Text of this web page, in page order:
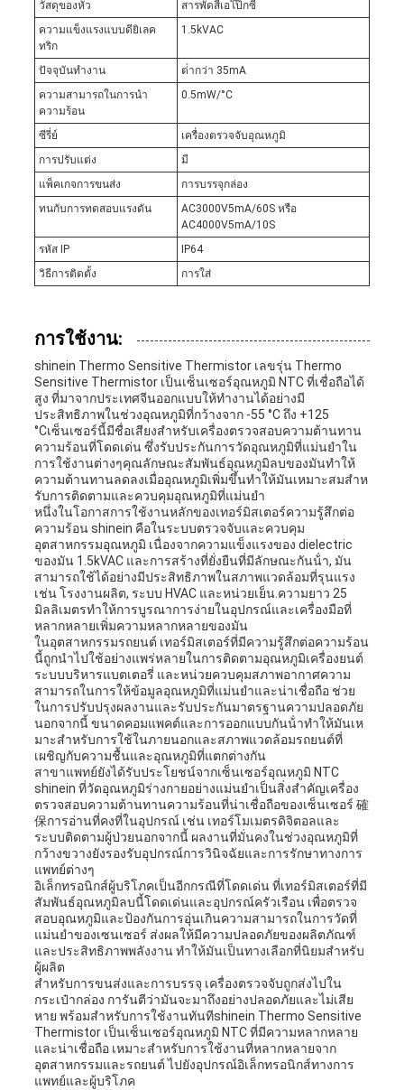
วัสดุของหัว
สารพัดสีเอโป๊กซี่
ความแข็งแรงแบบดียิเลค
ทริก
1.5kVAC
ปัจจุบันทํางาน
ต่ํากว่า 35mA
ความสามารถในการนํา
ความร้อน
0.5mW/°C
ซีรี่ย์
เครื่องตรวจจับอุณหภูมิ
การปรับแต่ง
มี
แพ็คเกจการขนส่ง
การบรรจุกล่อง
ทนกับการทดสอบแรงดัน
AC3000V5mA/60S หรือ
AC4000V5mA/10S
รหัส IP
IP64
วิธีการติดตั้ง
การใส่
การใช้งาน:
shinein Thermo Sensitive Thermistor เลขรุ่น Thermo
Sensitive Thermistor เป็นเซ็นเซอร์อุณหภูมิ NTC ที่เชื่อถือได้
สูง ที่มาจากประเทศจีนออกแบบให้ทํางานได้อย่างมี
ประสิทธิภาพในช่วงอุณหภูมิที่กว้างจาก -55 °C ถึง +125
°Cเซ็นเซอร์นี้มีชื่อเสียงสําหรับเครื่องตรวจสอบความต้านทาน
ความร้อนที่โดดเด่น ซึ่งรับประกันการวัดอุณหภูมิที่แม่นยําใน
การใช้งานต่างๆคุณลักษณะสัมพันธ์อุณหภูมิลบของมันทําให้
ความต้านทานลดลงเมื่ออุณหภูมิเพิ่มขึ้นทําให้มันเหมาะสมสําห
รับการติดตามและควบคุมอุณหภูมิที่แม่นยํา
หนึ่งในโอกาสการใช้งานหลักของเทอร์มิสเตอร์ความรู้สึกต่อ
ความร้อน shinein คือในระบบตรวจจับและควบคุม
อุตสาหกรรมอุณหภูมิ เนื่องจากความแข็งแรงของ dielectric
ของมัน 1.5kVAC และการสร้างที่ยั่งยืนที่มีลักษณะกันน้ํา, มัน
สามารถใช้ได้อย่างมีประสิทธิภาพในสภาพแวดล้อมที่รุนแรง
เช่น โรงงานผลิต, ระบบ HVAC และหน่วยเย็น.ความยาว 25
มิลลิเมตรทําให้การบูรณาการง่ายในอุปกรณ์และเครื่องมือที่
หลากหลายเพิ่มความหลากหลายของมัน
ในอุตสาหกรรมรถยนต์ เทอร์มิสเตอร์ที่มีความรู้สึกต่อความร้อน
นี้ถูกนําไปใช้อย่างแพร่หลายในการติดตามอุณหภูมิเครื่องยนต์
ระบบบริหารแบตเตอรี่ และหน่วยควบคุมสภาพอากาศความ
สามารถในการให้ข้อมูลอุณหภูมิที่แม่นยําและน่าเชื่อถือ ช่วย
ในการปรับปรุงผลงานและรับประกันมาตรฐานความปลอดภัย
นอกจากนี้ ขนาดคอมแพคต์และการออกแบบกันน้ําทําให้มันเห
มาะสําหรับการใช้ในภายนอกและสภาพแวดล้อมรถยนต์ที่
เผชิญกับความชื้นและอุณหภูมิที่แตกต่างกัน
สาขาแพทย์ยังได้รับประโยชน์จากเซ็นเซอร์อุณหภูมิ NTC
shinein ที่วัดอุณหภูมิร่างกายอย่างแม่นยําเป็นสิ่งสําคัญเครื่อง
ตรวจสอบความต้านทานความร้อนที่น่าเชื่อถือของเซ็นเซอร์ 確
保การอ่านที่คงที่ในอุปกรณ์ เช่น เทอร์โมเมตรดิจิตอลและ
ระบบติดตามผู้ป่วยนอกจากนี้ ผลงานที่มั่นคงในช่วงอุณหภูมิที่
กว้างขวางยังรองรับอุปกรณ์การวินิจฉัยและการรักษาทางการ
แพทย์ต่างๆ
อิเล็กทรอนิกส์ผู้บริโภคเป็นอีกกรณีที่โดดเด่น ที่เทอร์มิสเตอร์ที่มี
สัมพันธ์อุณหภูมิลบนี้โดดเด่นและอุปกรณ์ครัวเรือน เพื่อตรวจ
สอบอุณหภูมิและป้องกันการอุ่นเกินความสามารถในการวัดที่
แม่นยําของเซนเซอร์ ส่งผลให้มีความปลอดภัยของผลิตภัณฑ์
และประสิทธิภาพพลังงาน ทําให้มันเป็นทางเลือกที่นิยมสําหรับ
ผู้ผลิต
สําหรับการขนส่งและการบรรจุ เครื่องตรวจจับถูกส่งไปใน
กระเป๋ากล่อง การันตีว่ามันจะมาถึงอย่างปลอดภัยและไม่เสีย
หาย พร้อมสําหรับการใช้งานทันทีshinein Thermo Sensitive
Thermistor เป็นเซ็นเซอร์อุณหภูมิ NTC ที่มีความหลากหลาย
และน่าเชื่อถือ เหมาะสําหรับการใช้งานที่หลากหลายจาก
อุตสาหกรรมและรถยนต์ ไปยังอุปกรณ์อิเล็กทรอนิกส์ทางการ
แพทย์และผู้บริโภค